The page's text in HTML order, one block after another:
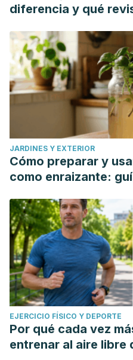
T-lacs-
diferencia y qué
JARDINES Y EXTERIOR
Cómo preparar y
como enraizante:
EJERCICIO FÍSICO Y DEPORTE
Por qué cada vez
entrenar al aire libre